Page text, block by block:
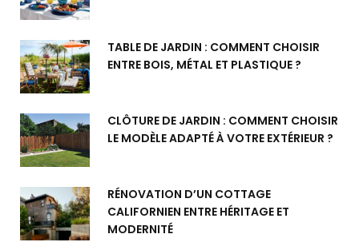
TABLE DE JARDIN : COMMENT CHOISIR
ENTRE BOIS, MÉTAL ET PLASTIQUE ?
CLÔTURE DE JARDIN : COMMENT CHOISIR
LE MODÈLE ADAPTÉ À VOTRE EXTÉRIEUR ?
RÉNOVATION D’UN COTTAGE
CALIFORNIEN ENTRE HÉRITAGE ET
MODERNITÉ